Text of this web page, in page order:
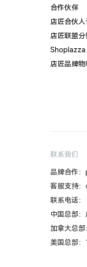
合作伙伴
店匠合伙人
店匠联盟分
Shoplazza
店匠品牌物
联系我们
品牌合作
客服支持
联系电话
中国总部
加拿大总
美国总部